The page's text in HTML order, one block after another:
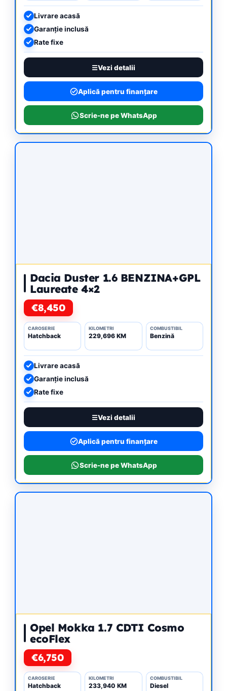
Livrare acasă
Garanție inclusă
Rate fixe
Vezi detalii
Aplică pentru finanțare
Scrie-ne pe WhatsApp
Dacia Duster 1.6 BENZINA+GPL
Laureate 4×2
€8,450
CAROSERIE
Hatchback
KILOMETRI
229,696 KM
COMBUSTIBIL
Benzină
Livrare acasă
Garanție inclusă
Rate fixe
Vezi detalii
Aplică pentru finanțare
Scrie-ne pe WhatsApp
Opel Mokka 1.7 CDTI Cosmo
ecoFlex
€6,750
CAROSERIE
Hatchback
KILOMETRI
233,940 KM
COMBUSTIBIL
Diesel